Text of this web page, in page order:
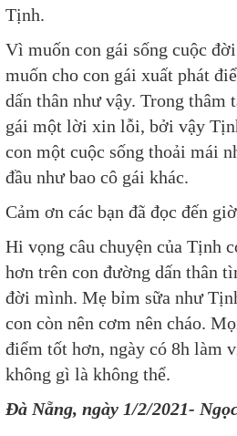
Tịnh.
Vì muốn con gái sống cuộc
muốn cho con gái xuất phát
dấn thân như vậy. Trong thâm
gái một lời xin lỗi, bởi vậy
con một cuộc sống thoải mái
đầu như bao cô gái khác.
Cảm ơn các bạn đã đọc đến
Hi vọng câu chuyện của Tịnh
hơn trên con đường dấn thân
đời mình. Mẹ bỉm sữa như
con còn nên cơm nên cháo.
điểm tốt hơn, ngày có 8h làm
không gì là không thể.
Đà Nẵng, ngày 1/2/2021-